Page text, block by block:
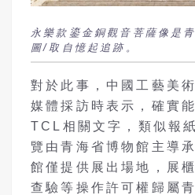
永樂款鎏金銅觀音菩薩像是
圖/取自憶起追跡。
對於此事，中國工藝美
媒體採訪時表示，確實
TCL相關文字，類似報
覽由青海省博物館主導
館僅提供展出場地，展
查驗等操作許可權歸屬